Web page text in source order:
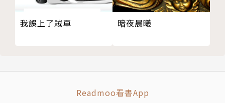
我誤上了賊車 暗夜晨曦
Readmoo看書App